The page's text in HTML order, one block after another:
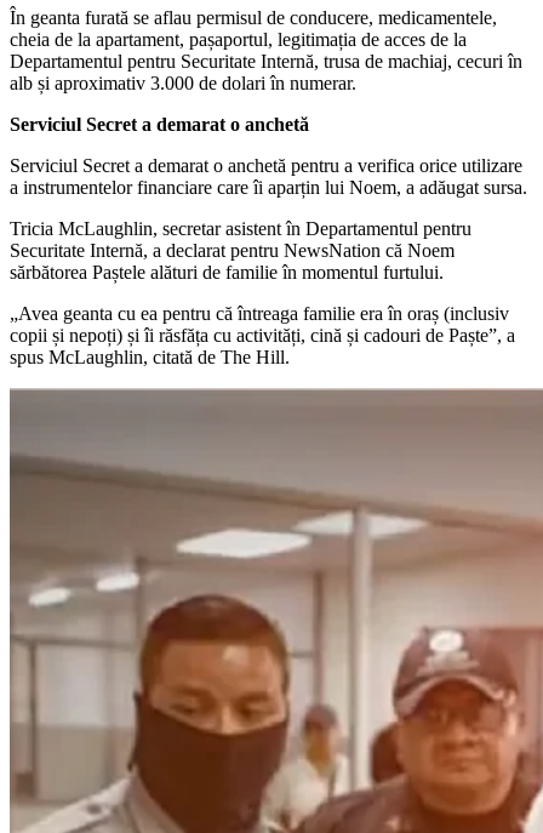
În geanta furată se aflau permisul de conducere, medicamentele,
cheia de la apartament, pașaportul, legitimația de acces de la
Departamentul pentru Securitate Internă, trusa de machiaj, cecuri în
alb și aproximativ 3.000 de dolari în numerar.
Serviciul Secret a demarat o anchetă
Serviciul Secret a demarat o anchetă pentru a verifica orice utilizare
a instrumentelor financiare care îi aparțin lui Noem, a adăugat sursa.
Tricia McLaughlin, secretar asistent în Departamentul pentru
Securitate Internă, a declarat pentru NewsNation că Noem
sărbătorea Paștele alături de familie în momentul furtului.
„Avea geanta cu ea pentru că întreaga familie era în oraș (inclusiv
copii și nepoți) și îi răsfăța cu activități, cină și cadouri de Paște”, a
spus McLaughlin, citată de The Hill.